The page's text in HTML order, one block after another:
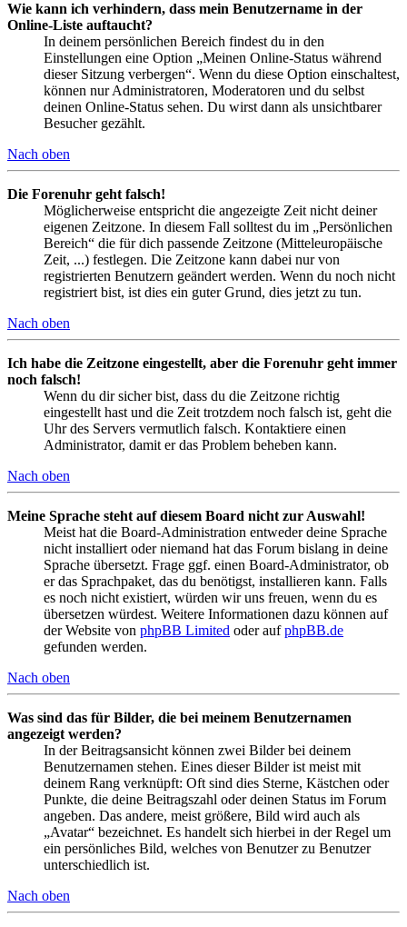
Wie kann ich verhindern, dass mein Benutzername in der
Online-Liste auftaucht?
In deinem persönlichen Bereich findest du in den
Einstellungen eine Option „Meinen Online-Status während
dieser Sitzung verbergen“. Wenn du diese Option einschaltest,
können nur Administratoren, Moderatoren und du selbst
deinen Online-Status sehen. Du wirst dann als unsichtbarer
Besucher gezählt.
Nach oben
Die Forenuhr geht falsch!
Möglicherweise entspricht die angezeigte Zeit nicht deiner
eigenen Zeitzone. In diesem Fall solltest du im „Persönlichen
Bereich“ die für dich passende Zeitzone (Mitteleuropäische
Zeit, ...) festlegen. Die Zeitzone kann dabei nur von
registrierten Benutzern geändert werden. Wenn du noch nicht
registriert bist, ist dies ein guter Grund, dies jetzt zu tun.
Nach oben
Ich habe die Zeitzone eingestellt, aber die Forenuhr geht immer
noch falsch!
Wenn du dir sicher bist, dass du die Zeitzone richtig
eingestellt hast und die Zeit trotzdem noch falsch ist, geht die
Uhr des Servers vermutlich falsch. Kontaktiere einen
Administrator, damit er das Problem beheben kann.
Nach oben
Meine Sprache steht auf diesem Board nicht zur Auswahl!
Meist hat die Board-Administration entweder deine Sprache
nicht installiert oder niemand hat das Forum bislang in deine
Sprache übersetzt. Frage ggf. einen Board-Administrator, ob
er das Sprachpaket, das du benötigst, installieren kann. Falls
es noch nicht existiert, würden wir uns freuen, wenn du es
übersetzen würdest. Weitere Informationen dazu können auf
der Website von phpBB Limited oder aufphpBB.de
gefunden werden.
Nach oben
Was sind das für Bilder, die bei meinem Benutzernamen
angezeigt werden?
In der Beitragsansicht können zwei Bilder bei deinem
Benutzernamen stehen. Eines dieser Bilder ist meist mit
deinem Rang verknüpft: Oft sind dies Sterne, Kästchen oder
Punkte, die deine Beitragszahl oder deinen Status im Forum
angeben. Das andere, meist größere, Bild wird auch als
„Avatar“ bezeichnet. Es handelt sich hierbei in der Regel um
ein persönliches Bild, welches von Benutzer zu Benutzer
unterschiedlich ist.
Nach oben